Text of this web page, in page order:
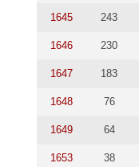
1645 243
1646 230
1647 183
1648 76
1649 64
1653 38